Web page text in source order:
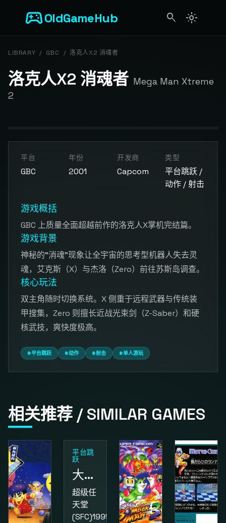
sports_esportsOldGameHub search light_mode
LIBRARY / GBC / 洛克人X2 消魂者
洛克人X2 消魂者 Mega Man Xtreme
2
开始游戏
点击按钮加载游戏模拟器
平台
GBC
年份
2001
开发商
Capcom
类型
平台跳跃 /
动作 / 射击
游戏概括
GBC 上质量全面超越前作的洛克人X掌机完结篇。
游戏背景
神秘的“消魂”现象让全宇宙的思考型机器人失去灵
魂，艾克斯（X）与杰洛（Zero）前往苏斯岛调查。
核心玩法
双主角随时切换系统。X 侧重于远程武器与传统装
甲搜集，Zero 则擅长近战光束剑（Z-Saber）和硬
核武技，爽快度极高。
#平台跳跃 #动作 #射击 #单人游玩
相关推荐 / SIMILAR GAMES
平台跳
跃
大金刚国度2
超级任
天堂
(SFC)1995